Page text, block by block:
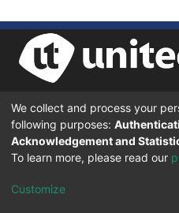
UNIVERSIDAD TECNOLÓGICA
BOULEVARD KENNEDY, V-782, FRENTE
TEGUCIGALPA, FRANCISCO MORAZÁN,
© 2024 Todos los
Desarrollado en
We collect and process your
following purposes:
Acknowledgement and
To learn more, please read our
Customize